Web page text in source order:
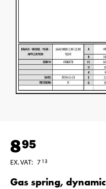
895
EX. VAT: 7 13
Gas spring, dynamic